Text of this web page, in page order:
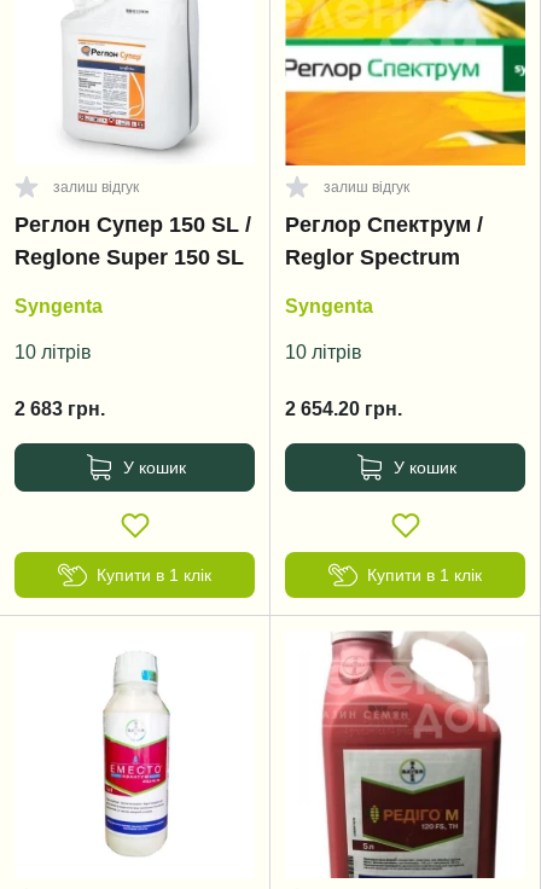
залиш відгук
Реглон Супер 150 SL /
Reglone Super 150 SL
Syngenta
10 літрів
2 683 грн.
У кошик
Купити в 1 клік
залиш відгук
Реглор Спектрум /
Reglor Spectrum
Syngenta
10 літрів
2 654.20 грн.
У кошик
Купити в 1 клік